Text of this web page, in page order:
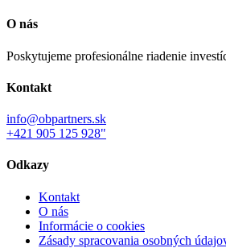
O nás
Poskytujeme profesionálne riadenie
Kontakt
info@obpartners.sk
+421 905 125 928"
Odkazy
Kontakt
O nás
Informácie o cookies
Zásady spracovania osobných